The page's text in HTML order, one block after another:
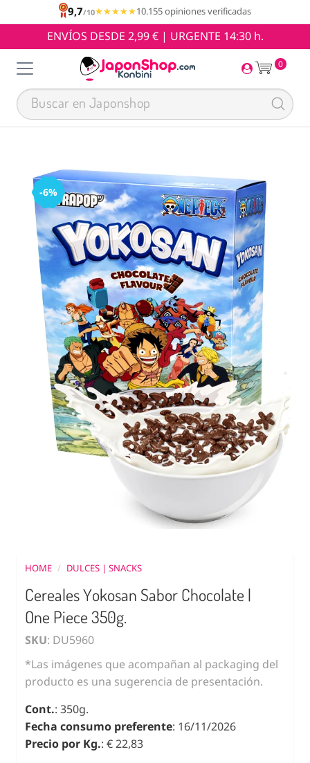
9,7/10★★★★★
★★★★★10.155 opiniones verificadas
ENVÍOS DESDE 2,99 € | URGENTE 14:30 h.
0
-6%
HOME / DULCES | SNACKS
Cereales Yokosan Sabor Chocolate |
One Piece 350g.
SKU: DU5960
*Las imágenes que acompañan al packaging del
producto es una sugerencia de presentación.
Cont.: 350g.
Fecha consumo preferente: 16/11/2026
Precio por Kg.: € 22,83